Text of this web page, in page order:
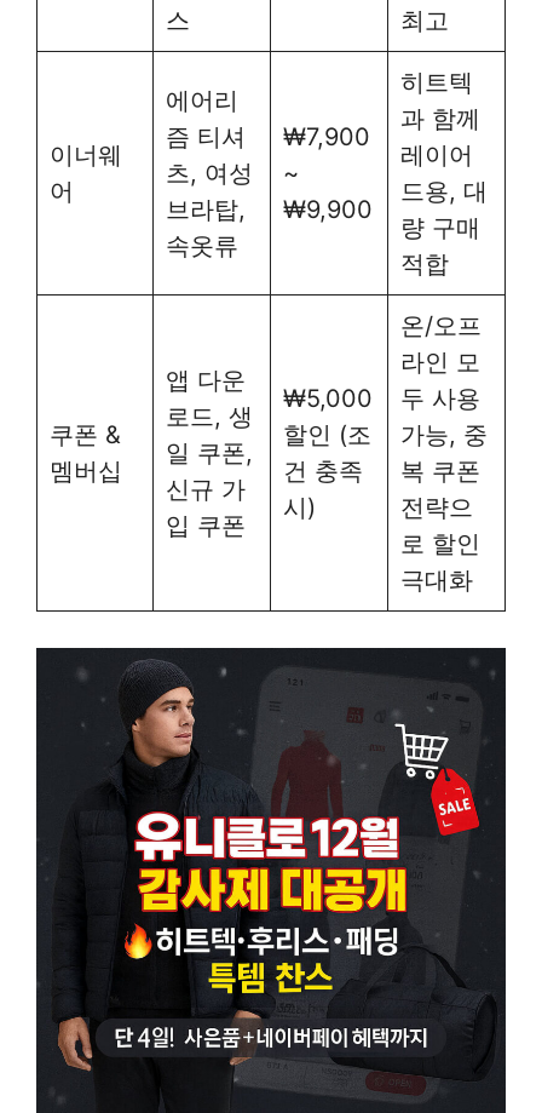
스
최고
이너웨
어
에어리
즘 티셔
츠, 여성
브라탑,
속옷류
₩7,900
~
₩9,900
히트텍
과 함께
레이어
드용, 대
량 구매
적합
쿠폰 &
멤버십
앱 다운
로드, 생
일 쿠폰,
신규 가
입 쿠폰
₩5,000
할인 (조
건 충족
시)
온/오프
라인 모
두 사용
가능, 중
복 쿠폰
전략으
로 할인
극대화